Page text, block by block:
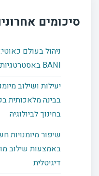
סיכומים
BANI באסטרטגיות ניהול משאבי אנוש
יעילות ושילוב
בבינה מלאכותית
בחינוך לביולוגיה
שיפור מיומנויות
דיגיטלית